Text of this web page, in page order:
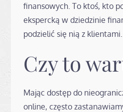
finansowych. To ktoś, kto
ekspercką w dziedzinie
podzielić się nią z klientami.
Czy to
Mając dostęp do
online, często